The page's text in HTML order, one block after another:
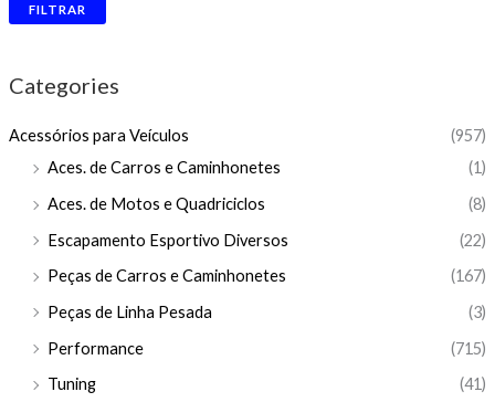
FILTRAR
Categories
Acessórios para Veículos
(957)
Aces. de Carros e Caminhonetes
(1)
Aces. de Motos e Quadriciclos
(8)
Escapamento Esportivo Diversos
(22)
Peças de Carros e Caminhonetes
(167)
Peças de Linha Pesada
(3)
Performance
(715)
Tuning
(41)